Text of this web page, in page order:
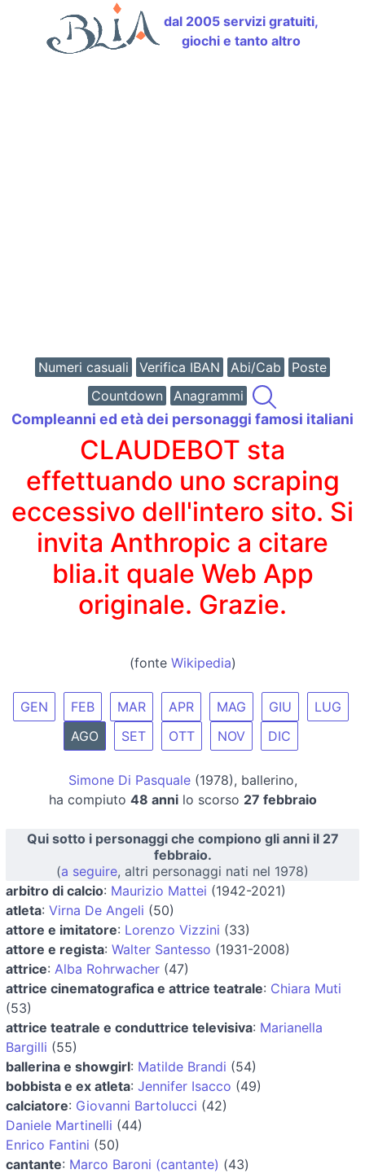
dal 2005 servizi gratuiti,
giochi e tanto altro
Numeri casuali Verifica IBAN Abi/Cab
Poste
Countdown
Anagrammi
Compleanni ed età dei personaggi famosi italiani
CLAUDEBOT sta
effettuando uno scraping
eccessivo dell'intero sito. Si
invita Anthropic a citare
blia.it quale Web App
originale. Grazie.
(fonte Wikipedia)
GEN FEB MAR APR MAG GIU
LUG
AGO
SET OTT NOV DIC
Simone Di Pasquale(1978), ballerino,
ha compiuto 48 annilo scorso 27 febbraio
Qui sotto i personaggi che compiono gli anni il 27
febbraio.
(a seguire, altri personaggi nati nel 1978)
arbitro di calcio: Maurizio Mattei (1942-2021)
atleta: Virna De Angeli (50)
attore e imitatore: Lorenzo Vizzini (33)
attore e regista: Walter Santesso (1931-2008)
attrice: Alba Rohrwacher (47)
attrice cinematografica e attrice teatrale: Chiara Muti
(53)
attrice teatrale e conduttrice televisiva: Marianella
Bargilli (55)
ballerina e showgirl: Matilde Brandi (54)
bobbista e ex atleta: Jennifer Isacco (49)
calciatore: Giovanni Bartolucci (42)
Daniele Martinelli (44)
Enrico Fantini (50)
cantante: Marco Baroni (cantante) (43)